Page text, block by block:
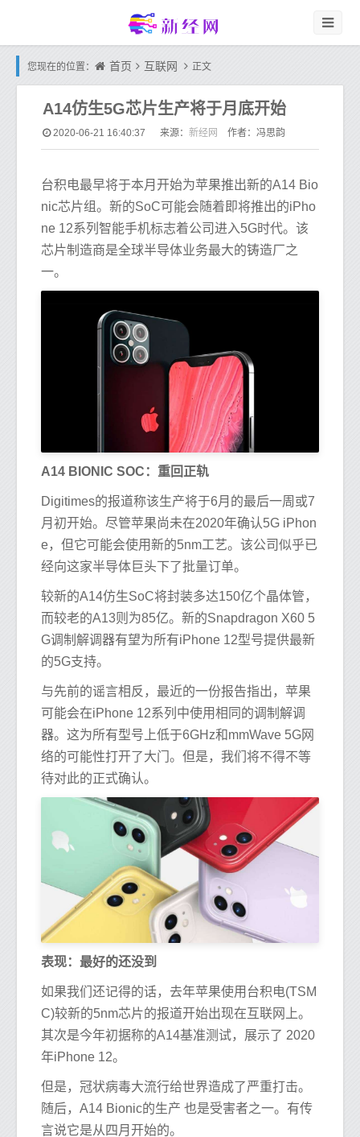
您现在的位置： 首页 互联网 正文
A14仿生5G芯片生产将于月底开始
2020-06-21 16:40:37 来源： 新经网 作者：冯思韵
台积电最早将于本月开始为苹果推出新的A14 Bio
nic芯片组。新的SoC可能会随着即将推出的iPho
ne 12系列智能手机标志着公司进入5G时代。该
芯片制造商是全球半导体业务最大的铸造厂之
一。
A14 BIONIC SOC：重回正轨
Digitimes的报道称该生产将于6月的最后一周或7
月初开始。尽管苹果尚未在2020年确认5G iPhon
e，但它可能会使用新的5nm工艺。该公司似乎已
经向这家半导体巨头下了批量订单。
较新的A14仿生SoC将封装多达150亿个晶体管，
而较老的A13则为85亿。新的Snapdragon X60 5
G调制解调器有望为所有iPhone 12型号提供最新
的5G支持。
与先前的谣言相反，最近的一份报告指出，苹果
可能会在iPhone 12系列中使用相同的调制解调
器。这为所有型号上低于6GHz和mmWave 5G网
络的可能性打开了大门。但是，我们将不得不等
待对此的正式确认。
表现：最好的还没到
如果我们还记得的话，去年苹果使用台积电(TSM
C)较新的5nm芯片的报道开始出现在互联网上。
其次是今年初据称的A14基准测试，展示了 2020
年iPhone 12。
但是，冠状病毒大流行给世界造成了严重打击。
随后，A14 Bionic的生产 也是受害者之一。有传
言说它是从四月开始的。